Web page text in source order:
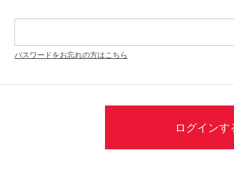
パスワードをお忘れの方はこちら